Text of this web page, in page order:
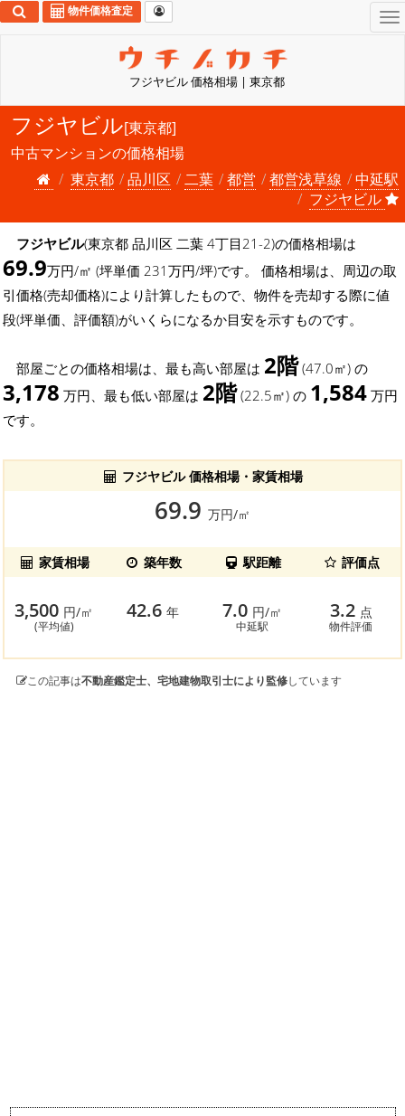
フジヤビル 価格相場 | 東京都
物件価格査定
フジヤビル[東京都]
中古マンションの価格相場
東京都
品川区 二葉 都営 都営浅草線
中延駅
フジヤビル
フジヤビル(東京都 品川区 二葉 4丁目21-2)の価格相場は
69.9万円/㎡ (坪単価 231万円/坪)です。 価格相場は、周辺の取
引価格(売却価格)により計算したもので、物件を売却する際に値
段(坪単価、評価額)がいくらになるか目安を示すものです。
部屋ごとの価格相場は、最も高い部屋は 2階(47.0㎡) の
3,178 万円、最も低い部屋は 2階(22.5㎡) の 1,584 万円
です。
フジヤビル 価格相場・家賃相場
69.9 万円/㎡
家賃相場 築年数 駅距離 評価点
3,500 円/㎡
(平均値)
42.6年 7.0 円/㎡
中延駅
3.2 点
物件評価
この記事は不動産鑑定士、宅地建物取引士により監修しています